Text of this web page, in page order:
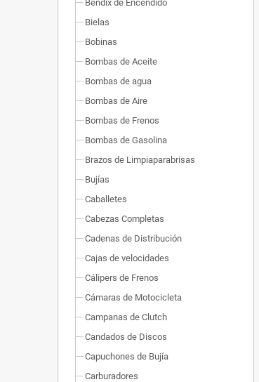
Bendix de Encendido
Bielas
Bobinas
Bombas de Aceite
Bombas de agua
Bombas de Aire
Bombas de Frenos
Bombas de Gasolina
Brazos de Limpiaparabrisas
Bujías
Caballetes
Cabezas Completas
Cadenas de Distribución
Cajas de velocidades
Cálipers de Frenos
Cámaras de Motocicleta
Campanas de Clutch
Candados de Discos
Capuchones de Bujía
Carburadores